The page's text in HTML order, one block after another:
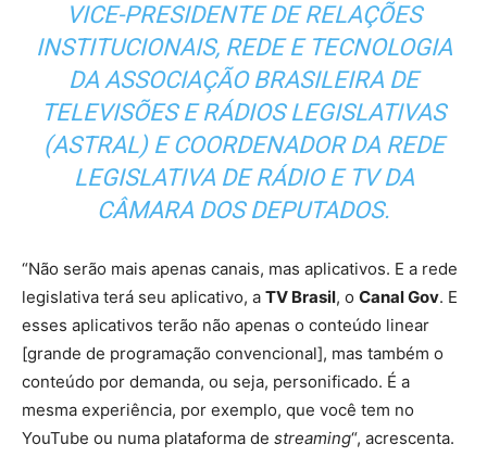
VICE-PRESIDENTE DE RELAÇÕES
INSTITUCIONAIS, REDE E TECNOLOGIA
DA ASSOCIAÇÃO BRASILEIRA DE
TELEVISÕES E RÁDIOS LEGISLATIVAS
(ASTRAL) E COORDENADOR DA REDE
LEGISLATIVA DE RÁDIO E TV DA
CÂMARA DOS DEPUTADOS.
“Não serão mais apenas canais, mas aplicativos. E a rede
legislativa terá seu aplicativo, a TV Brasil, o Canal Gov. E
esses aplicativos terão não apenas o conteúdo linear
[grande de programação convencional], mas também o
conteúdo por demanda, ou seja, personificado. É a
mesma experiência, por exemplo, que você tem no
YouTube ou numa plataforma de streaming“, acrescenta.